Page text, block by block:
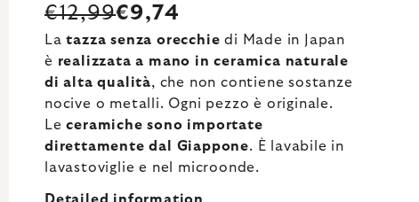
€12,99€9,74
Latazza senza orecchiedi Made in Japan
è realizzata a mano in ceramica naturale
di alta qualità, che non contiene sostanze
nocive o metalli. Ogni pezzo è originale.
Leceramiche sono importate
direttamente dal Giappone. È lavabile in
lavastoviglie e nel microonde.